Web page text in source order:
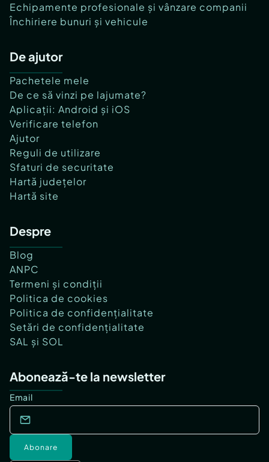
Echipamente profesionale și vânzare companii
Închiriere bunuri și vehicule
De ajutor
Pachetele mele
De ce să vinzi pe lajumate?
Aplicații: Android și iOS
Verificare telefon
Ajutor
Reguli de utilizare
Sfaturi de securitate
Hartă județelor
Hartă site
Despre
Blog
ANPC
Termeni și condiții
Politica de cookies
Politica de confidențialitate
Setări de confidențialitate
SAL și SOL
Abonează-te la newsletter
Email
Abonare